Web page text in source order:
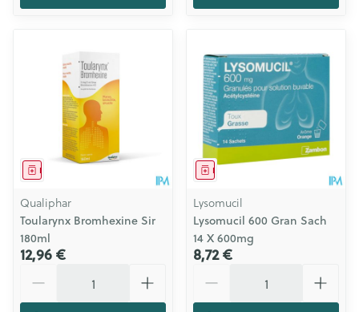
Médicament
Qualiphar
Toularynx Bromhexine Sir
180ml
12,96 €
Médicament
Lysomucil
Lysomucil 600 Gran Sach
14 X 600mg
8,72 €